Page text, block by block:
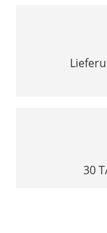
30